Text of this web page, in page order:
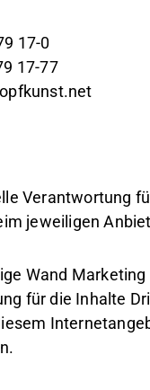
17-0
17-77
Verantwortung
jeweiligen
Wand Marketing
für die Inhalte